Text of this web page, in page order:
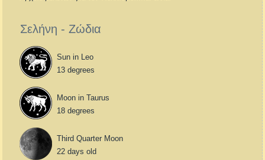
Σελήνη - Ζώδια
Sun in Leo
13 degrees
Moon in Taurus
18 degrees
Third Quarter Moon
22 days old